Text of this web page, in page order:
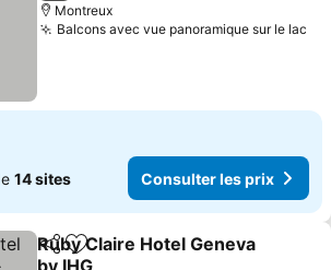
Montreux
Balcons avec vue panoramique sur le lac
14 sites Consulter les prix
PartagerAjouter à mes favoris
Ruby Claire Hotel Geneva
by IHG